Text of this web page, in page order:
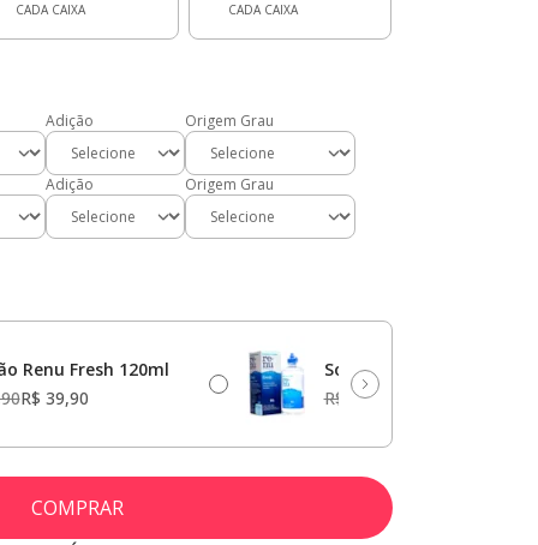
CADA CAIXA
CADA CAIXA
Adição Origem Grau
Adição Origem Grau
Renu Fresh 120ml
R$ 39,90
Solução Renu Fresh
R$ 59,90
COMPRAR